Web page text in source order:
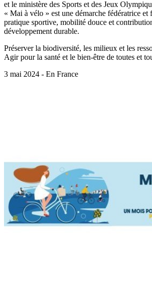
et le ministère des Sports et des Jeux
« Mai à vélo » est une démarche fédératrice et
pratique sportive, mobilité douce et
développement durable.
Préserver la biodiversité, les milieux et les
Agir pour la santé et le bien-être de toutes et
3 mai 2024 - En France